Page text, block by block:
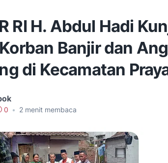
RI H. Abdul Hadi
Banjir dan
di Kecamatan
0 • 2 menit membaca